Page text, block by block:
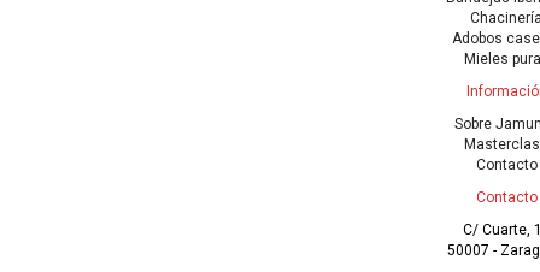
Adobos
Mieles
Sobre
Contacto
Contacto
C/ Cuarte,
50007 -